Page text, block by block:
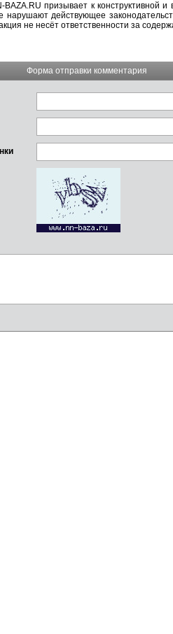
BAZA.RU призывает к конструктивной
нарушают действующее
не несёт ответственности за
Форма отправки комментария